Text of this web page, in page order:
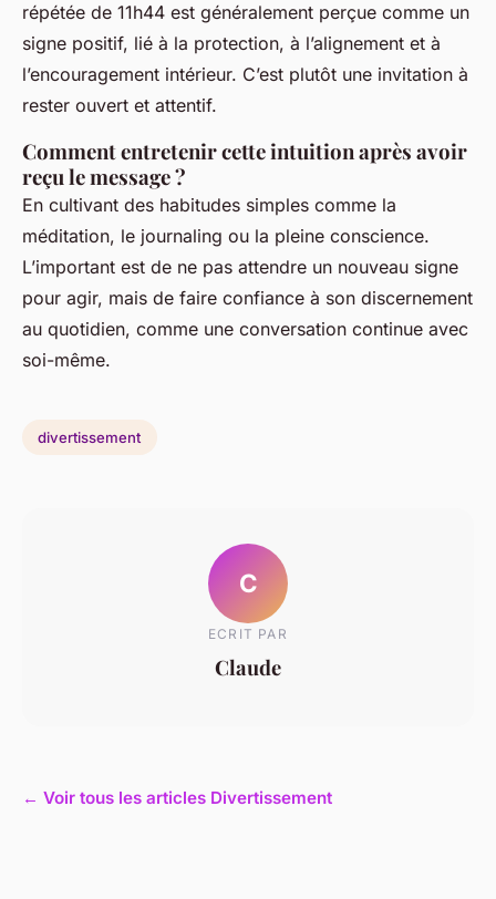
répétée de 11h44 est généralement perçue comme un
signe positif, lié à la protection, à l’alignement et à
l’encouragement intérieur. C’est plutôt une invitation à
rester ouvert et attentif.
Comment entretenir cette intuition après avoir
reçu le message ?
En cultivant des habitudes simples comme la
méditation, le journaling ou la pleine conscience.
L’important est de ne pas attendre un nouveau signe
pour agir, mais de faire confiance à son discernement
au quotidien, comme une conversation continue avec
soi-même.
divertissement
C
ECRIT PAR
Claude
← Voir tous les articles Divertissement